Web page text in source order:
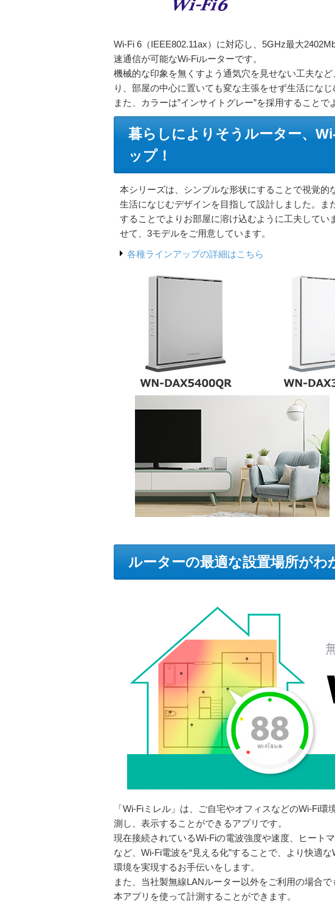
Wi-Fi 6（IEEE802.11ax）に対応し、5GHz最大
速通信が可能なWi-Fiルーターです。
機械的な印象を無くすよう通気穴を見せない工夫な
り、部屋の中心に置いても変な主張をせず生活にな
また、カラーは”インサイトグレー”を採用すること
暮らしによりそうルーター、
ップ！
本シリーズは、シンプルな形状にすることで視覚
生活になじむデザインを目指して設計しました。ま
することでよりお部屋に溶け込むように工夫して
せて、3モデルをご用意しています。
各種ラインアップの詳細はこちら
ルーターの最適な設置場所が
「Wi-Fiミレル」は、ご自宅やオフィスなどのWi-Fi環
測し、表示することができるアプリです。
現在接続されているWi-Fiの電波強度や速度、ヒート
など、Wi-Fi電波を“見える化”することで、より快適な
環境を実現するお手伝いをします。
また、当社製無線LANルーター以外をご利用の場合で
本アプリを使って計測することができます。